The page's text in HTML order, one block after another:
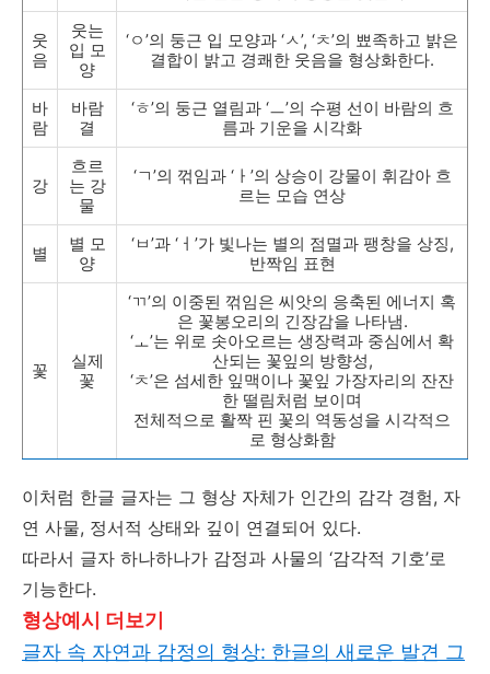
웃
음
웃는
입 모
양
‘ㅇ’의 둥근 입 모양과 ‘ㅅ’, ‘ㅊ’의 뾰족하고 밝은
결합이 밝고 경쾌한 웃음을 형상화한다.
바
람
바람
결
‘ㅎ’의 둥근 열림과 ‘ㅡ’의 수평 선이 바람의 흐
름과 기운을 시각화
강
흐르
는 강
물
‘ㄱ’의 꺾임과 ‘ㅏ’의 상승이 강물이 휘감아 흐
르는 모습 연상
별
별 모
양
‘ㅂ’과 ‘ㅓ’가 빛나는 별의 점멸과 팽창을 상징,
반짝임 표현
꽃
실제
꽃
‘ㄲ’의 이중된 꺾임은 씨앗의 응축된 에너지 혹
은 꽃봉오리의 긴장감을 나타냄.
‘ㅗ’는 위로 솟아오르는 생장력과 중심에서 확
산되는 꽃잎의 방향성,
‘ㅊ’은 섬세한 잎맥이나 꽃잎 가장자리의 잔잔
한 떨림처럼 보이며
전체적으로 활짝 핀 꽃의 역동성을 시각적으
로 형상화함
이처럼 한글 글자는 그 형상 자체가 인간의 감각 경험, 자
연 사물, 정서적 상태와 깊이 연결되어 있다.
따라서 글자 하나하나가 감정과 사물의 ‘감각적 기호’로
기능한다.
형상예시 더보기
글자 속 자연과 감정의 형상: 한글의 새로운 발견 그